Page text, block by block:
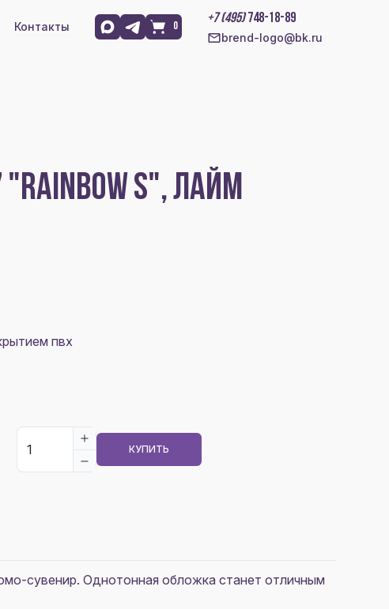
Контакты 0
+7 (495)748-18-89
brend-logo@bk.ru
S", ЛАЙМ
пвх
КУПИТЬ
сувенир. Однотонная обложка станет отличным